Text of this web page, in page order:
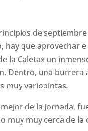
de
hay que aprovechar
la Caleta» un
Dentro, una burrera
muy variopintas.
mejor de la jornada,
muy muy cerca de